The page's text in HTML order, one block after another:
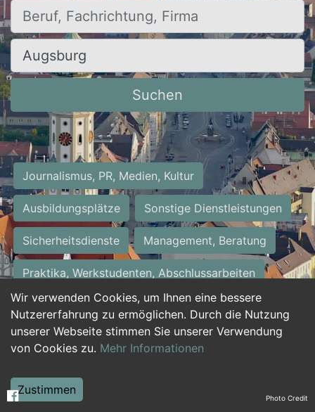
Wir verwenden Cookies, um Ihnen eine bessere
Nutzererfahrung zu ermöglichen. Durch die Nutzung
unserer Webseite stimmen Sie unserer Verwendung
von Cookies zu. Mehr Informationen
Zustimmen
Beruf, Fachrichtung, Firma
Ort, Stadt
Suchen
Journalismus, PR, Medien, Kultur
Ausbildungsplätze Sonstige Dienstleistungen
Sicherheitsdienste Management, Beratung
Praktika, Werkstudenten, Abschlussarbeiten
Personalwesen Assistenz, Sekretariat
Hilfskräfte, Aushilfs- und Nebenjobs
Weiterbildung, Studium, duale Ausbildung Photo Credit